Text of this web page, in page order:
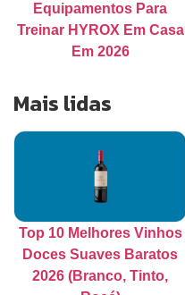
Equipamentos Para
Treinar HYROX Em Casa
Em 2026
Mais lidas
Top 10 Melhores Vinhos
Doces Suaves Baratos
2026 (Branco, Tinto,